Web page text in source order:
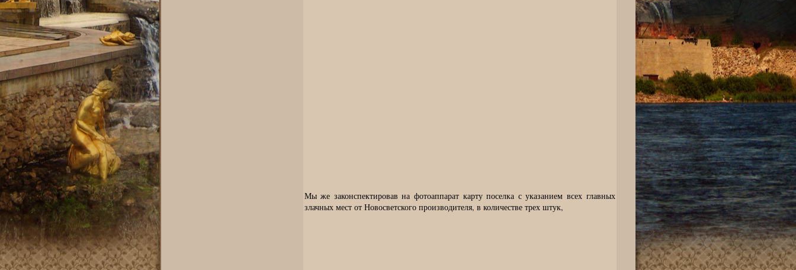
Мы же законспектировав на фотоаппарат карту поселка с указанием всех главных
злачных мест от Новосветского производителя, в количестве трех штук,